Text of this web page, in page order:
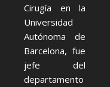
Cirugía en la
Universidad
Autónoma de
Barcelona, fue
jefe del
departamento